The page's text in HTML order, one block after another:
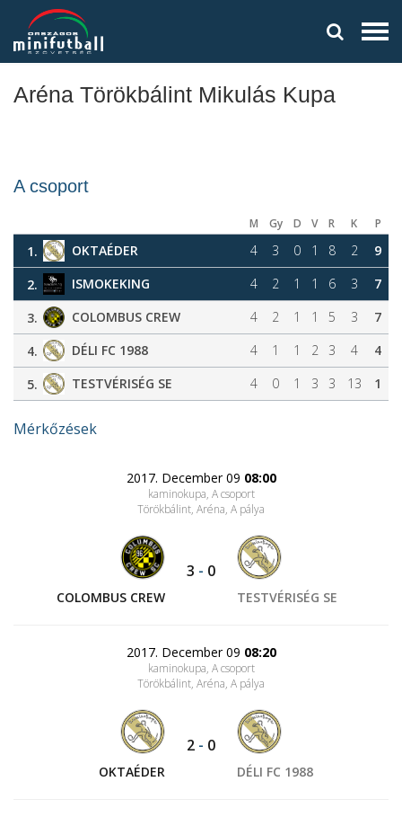
Aréna Törökbálint Mikulás Kupa
A csoport
M Gy D V R K P
1. OKTAÉDER 4 3 0 1 8 2
9
2.
ISMOKEKING 4 2 1 1 6 3
7
3.
COLOMBUS CREW 4 2 1 1 5 3
7
4.
DÉLI FC 1988 4 1 1 2 3 4
4
5.
TESTVÉRISÉG SE 4 0 1 3 3 13 1
Mérkőzések
2017. December 09 08:00
kaminokupa, A csoport
Törökbálint, Aréna, A pálya
COLOMBUS CREW
3 - 0
TESTVÉRISÉG SE
2017. December 09 08:20
kaminokupa, A csoport
Törökbálint, Aréna, A pálya
OKTAÉDER
2 - 0
DÉLI FC 1988